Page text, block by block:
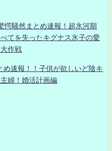
愕騒然まとめ速報！超氷河期
てを失ったキグナス氷子の愛
作戦
め速報！！子供が欲しいど陰キ
婦！婚活計画編